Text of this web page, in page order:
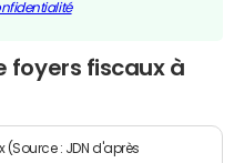
foyers fiscaux à
: JDN d'après